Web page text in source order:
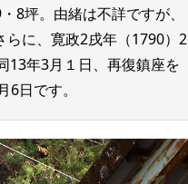
8坪。由緒は不詳ですが、
らに、寛政2戌年（1790）2
13年3月１日、再復鎮座を
日です。